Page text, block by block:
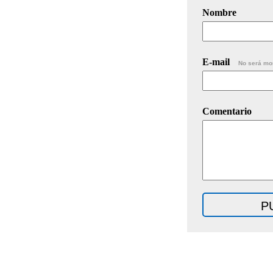
Nombre
E-mail No será
Comentario